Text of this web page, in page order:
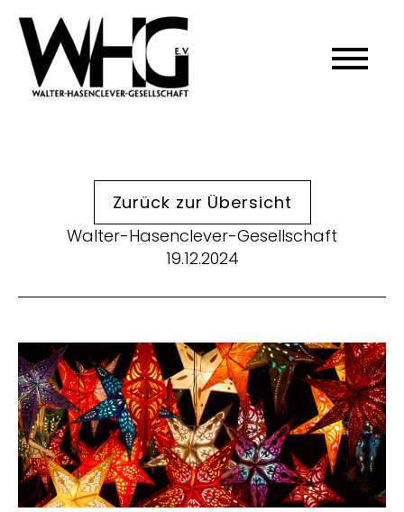
Zurück zur Übersicht
Walter-Hasenclever-Gesellschaft
19.12.2024